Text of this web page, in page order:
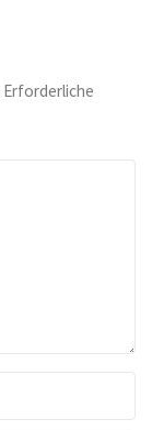
Erforderliche